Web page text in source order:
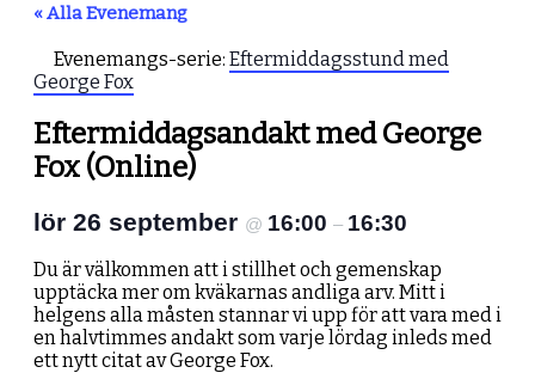
« Alla Evenemang
Evenemangs-serie: Eftermiddagsstund med
George Fox
Eftermiddagsandakt med George
Fox (Online)
lör 26 september @ 16:00 – 16:30
Du är välkommen att i stillhet och gemenskap
upptäcka mer om kväkarnas andliga arv. Mitt i
helgens alla måsten stannar vi upp för att vara med i
en halvtimmes andakt som varje lördag inleds med
ett nytt citat av George Fox.